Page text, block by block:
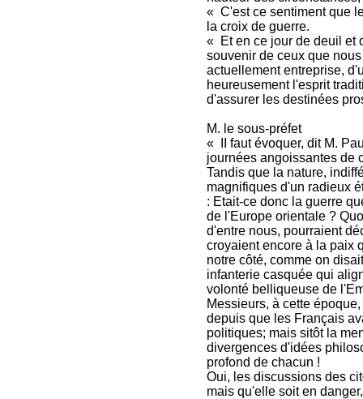
« C'est ce sentiment que
la croix de guerre.
« Et en ce jour de deuil et
souvenir de ceux que
actuellement entreprise,
heureusement l'esprit
d'assurer les destinées
M. le sous-préfet
« II faut évoquer, dit M.
journées angoissantes de
Tandis que la nature,
magnifiques d'un radieux
: Etait-ce donc la guerre
de l'Europe orientale ?
d'entre nous, pourraient
croyaient encore à la paix
notre côté, comme on
infanterie casquée qui
volonté belliqueuse de
Messieurs, à cette
depuis que les Français
politiques; mais sitôt la
divergences d'idées
profond de chacun !
Oui, les discussions des
mais qu'elle soit en